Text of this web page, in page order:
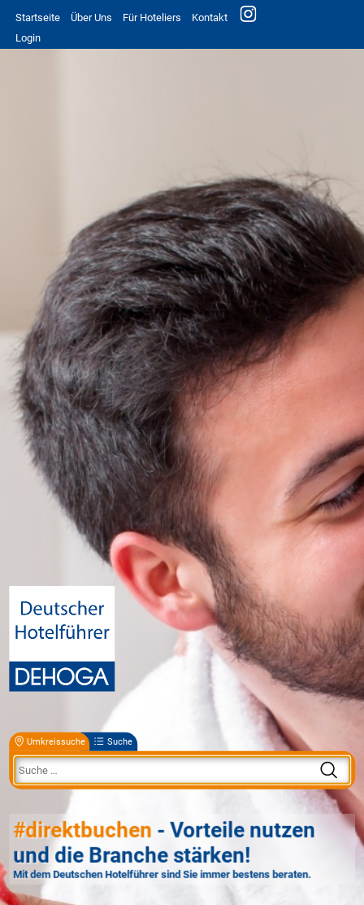
Startseite Über Uns Für Hoteliers
Kontakt
Login
Umkreissuche Suche
#direktbuchen - Vorteile nutzen
und die Branche stärken!
Mit dem Deutschen Hotelführer sind Sie immer bestens beraten.